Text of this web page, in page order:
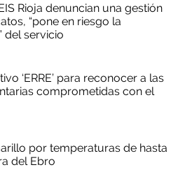
Rioja denuncian una gestión
“pone en riesgo la
del servicio
‘ERRE’ para reconocer a las
comprometidas con el
por temperaturas de hasta
del Ebro